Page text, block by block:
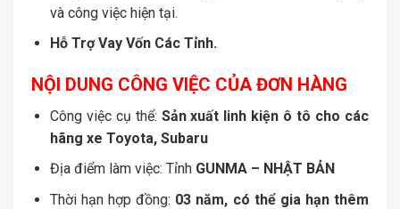
và công việc hiện tại.
Hỗ Trợ Vay Vốn Các Tỉnh.
NỘI DUNG CÔNG VIỆC CỦA ĐƠN HÀNG
Công việc cụ thể: Sản xuất linh kiện ô tô cho các
hãng xe Toyota, Subaru
Địa điểm làm việc: Tỉnh GUNMA – NHẬT BẢN
Thời hạn hợp đồng: 03 năm, có thể gia hạn thêm